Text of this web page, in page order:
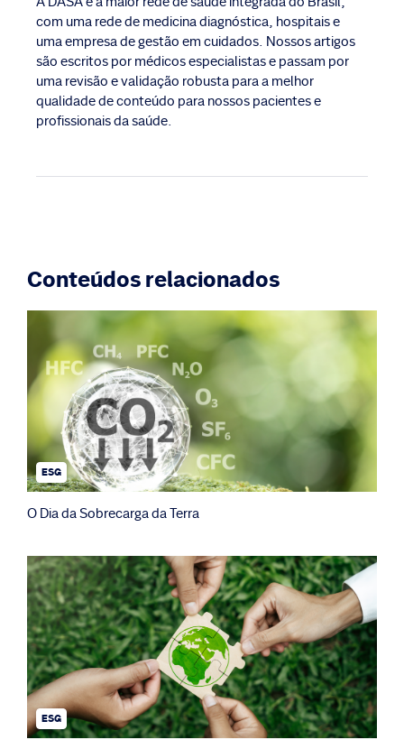
com uma rede de medicina diagnóstica, hospitais e
uma empresa de gestão em cuidados. Nossos artigos
são escritos por médicos especialistas e passam por
uma revisão e validação robusta para a melhor
qualidade de conteúdo para nossos pacientes e
profissionais da saúde.
Conteúdos relacionados
ESG
O Dia da Sobrecarga da Terra
ESG